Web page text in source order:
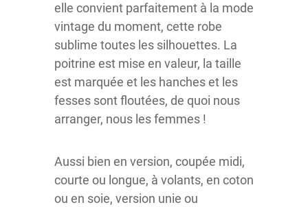
elle convient parfaitement à la mode
vintage du moment, cette robe
sublime toutes les silhouettes. La
poitrine est mise en valeur, la taille
est marquée et les hanches et les
fesses sont floutées, de quoi nous
arranger, nous les femmes !
Aussi bien en version, coupée midi,
courte ou longue, à volants, en coton
ou en soie, version unie ou